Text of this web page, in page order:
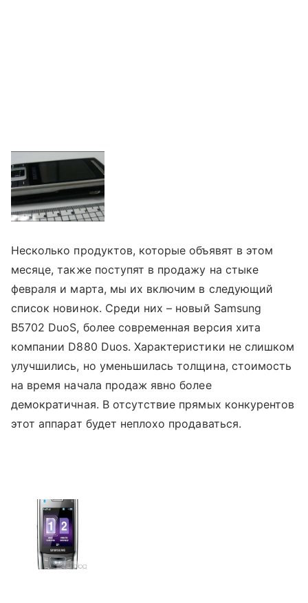
Несколько продуктов, которые объявят в этом
месяце, также поступят в продажу на стыке
февраля и марта, мы их включим в следующий
список новинок. Среди них – новый Samsung
B5702 DuoS, более современная версия хита
компании D880 Duos. Характеристики не слишком
улучшились, но уменьшилась толщина, стоимость
на время начала продаж явно более
демократичная. В отсутствие прямых конкурентов
этот аппарат будет неплохо продаваться.